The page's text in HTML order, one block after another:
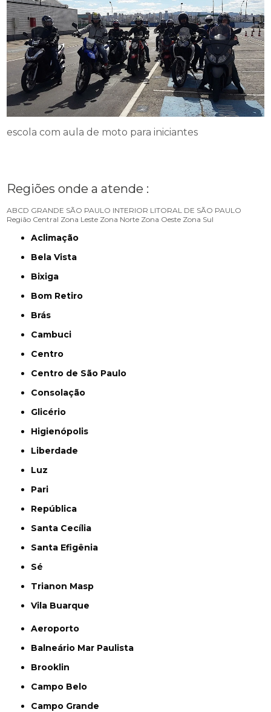
escola com aula de moto para iniciantes
Regiões onde a atende :
ABCD GRANDE SÃO PAULO INTERIOR LITORAL DE SÃO PAULO
Região Central Zona Leste Zona Norte Zona Oeste Zona Sul
Aclimação
Bela Vista
Bixiga
Bom Retiro
Brás
Cambuci
Centro
Centro de São Paulo
Consolação
Glicério
Higienópolis
Liberdade
Luz
Pari
República
Santa Cecília
Santa Efigênia
Sé
Trianon Masp
Vila Buarque
Aeroporto
Balneário Mar Paulista
Brooklin
Campo Belo
Campo Grande